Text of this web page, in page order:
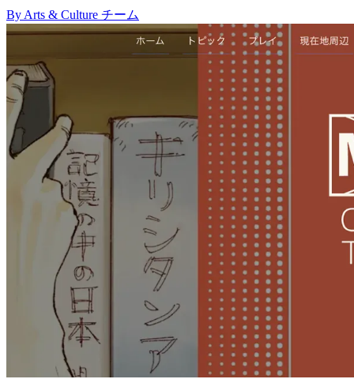
By Arts & Culture チーム